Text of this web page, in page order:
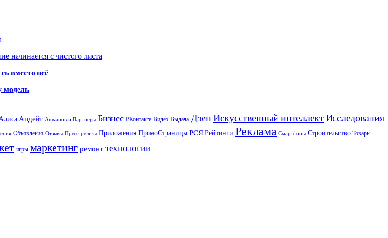
начинается с чистого листа
вместо неё
модель
Алиса Апдейт Ашманов и Партнеры Бизнес ВКонтакте Видео Выдача ДзенИскусственный интеллектИсследования
Объявления Отзывы Пресс-релизы Приложения ПромоСтраницы РСЯ Рейтинги Реклама Смартфоны Строительство Товары
игры маркетинг ремонт технологии